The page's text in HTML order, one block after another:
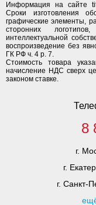
Информация на сайте
Сроки изготовления
графические элементы,
сторонних
интеллектуальной
воспроизведение без
ГК РФ ч. 4 р. 7.
Стоимость товара
начисление НДС сверх
законом ставке.
8
г.
г.
г. Санкт-